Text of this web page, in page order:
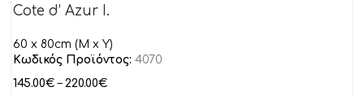
Cote d’ Azur I.
60 x 80cm (M x Y)
Κωδικός Προϊόντος: 4070
145.00€ – 220.00€